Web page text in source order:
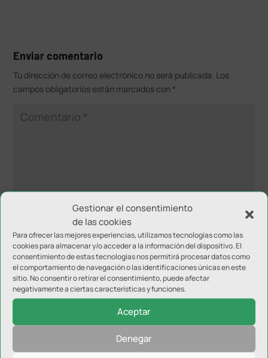
Gestionar el consentimiento
de las cookies
Para ofrecer las mejores experiencias, utilizamos tecnologías como las
cookies para almacenar y/o acceder a la información del dispositivo. El
consentimiento de estas tecnologías nos permitirá procesar datos como
el comportamiento de navegación o las identificaciones únicas en este
sitio. No consentir o retirar el consentimiento, puede afectar
negativamente a ciertas características y funciones.
Aceptar
Denegar
Enviar comentario
Tu dirección de correo electrónico no será publicada. Los
campos obligatorios están marcados con *